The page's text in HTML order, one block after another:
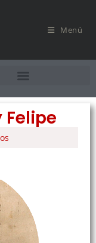
Menú
Felipe